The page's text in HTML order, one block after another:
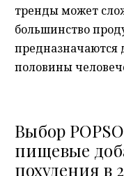
тренды может
большинство
предназначаются
половины
Выбор
пищевые
похудения в